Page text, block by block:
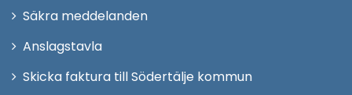
fönster
Säkra meddelanden
Anslagstavla
Skicka faktura till Södertälje kommun